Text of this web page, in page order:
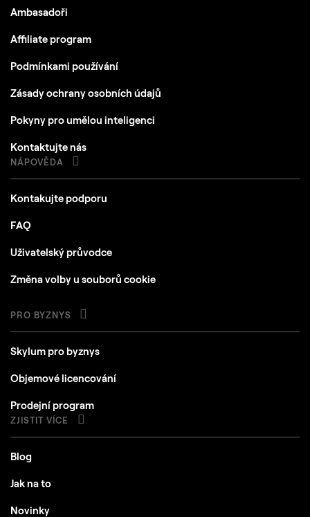
Místo na disku
nejlepší výkon
Displej Velikost 1280x768 nebo lepší
Grafika
Grafická karta kompatibilní s Open GL 3.3 nebo
Ambasadoři
Affiliate program
Podmínkami používání
Zásady ochrany osobních údajů
Pokyny pro umělou inteligenci
Kontaktujte nás
NÁPOVĚDA
Kontakujte podporu
FAQ
Uživatelský průvodce
Změna volby u souborů cookie
PRO BYZNYS
Skylum pro byznys
Objemové licencování
Prodejní program
ZJISTIT VÍCE
Blog
Jak na to
Novinky